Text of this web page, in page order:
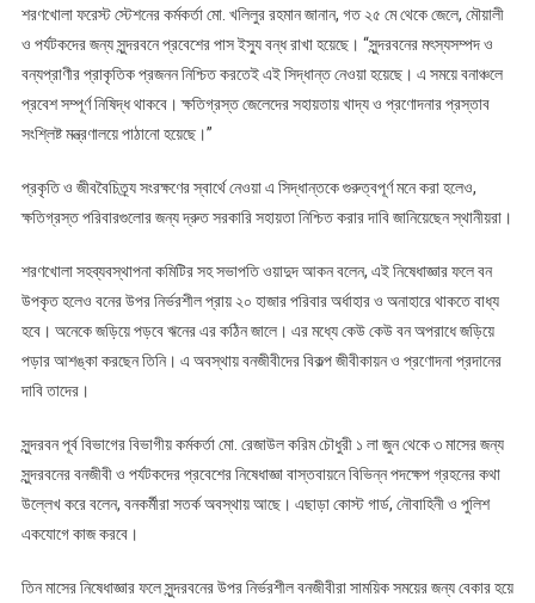
শরণখোলা ফরেস্ট স্টেশনের কর্মকর্তা মো. খলিলুর রহমান জানান, গত ২৫ মে থেকে জেলে, মৌয়ালী
ও পর্যটকদের জন্য সুন্দরবনে প্রবেশের পাস ইস্যু বন্ধ রাখা হয়েছে। “সুন্দরবনের মৎস্যসম্পদ ও
বন্যপ্রাণীর প্রাকৃতিক প্রজনন নিশ্চিত করতেই এই সিদ্ধান্ত নেওয়া হয়েছে। এ সময়ে বনাঞ্চলে
প্রবেশ সম্পূর্ণ নিষিদ্ধ থাকবে। ক্ষতিগ্রস্ত জেলেদের সহায়তায় খাদ্য ও প্রণোদনার প্রস্তাব
সংশ্লিষ্ট মন্ত্রণালয়ে পাঠানো হয়েছে।”
প্রকৃতি ও জীববৈচিত্র্য সংরক্ষণের স্বার্থে নেওয়া এ সিদ্ধান্তকে গুরুত্বপূর্ণ মনে করা হলেও,
ক্ষতিগ্রস্ত পরিবারগুলোর জন্য দ্রুত সরকারি সহায়তা নিশ্চিত করার দাবি জানিয়েছেন স্থানীয়রা।
শরণখোলা সহব্যবস্থাপনা কমিটির সহ সভাপতি ওয়াদুদ আকন বলেন, এই নিষেধাজ্ঞার ফলে বন
উপকৃত হলেও বনের উপর নির্ভরশীল প্রায় ২০ হাজার পরিবার অর্ধাহার ও অনাহারে থাকতে বাধ্য
হবে। অনেকে জড়িয়ে পড়বে ঋনের এর কঠিন জালে। এর মধ্যে কেউ কেউ বন অপরাধে জড়িয়ে
পড়ার আশঙ্কা করছেন তিনি। এ অবস্থায় বনজীবীদের বিকল্প জীবীকায়ন ও প্রণোদনা প্রদানের
দাবি তাদের।
সুন্দরবন পূর্ব বিভাগের বিভাগীয় কর্মকর্তা মো. রেজাউল করিম চৌধুরী ১ লা জুন থেকে ৩ মাসের জন্য
সুন্দরবনের বনজীবী ও পর্যটকদের প্রবেশের নিষেধাজ্ঞা বাস্তবায়নে বিভিন্ন পদক্ষেপ গ্রহনের কথা
উল্লেখ করে বলেন, বনকর্মীরা সতর্ক অবস্থায় আছে। এছাড়া কোস্ট গার্ড, নৌবাহিনী ও পুলিশ
একযোগে কাজ করবে।
তিন মাসের নিষেধাজ্ঞার ফলে সুন্দরবনের উপর নির্ভরশীল বনজীবীরা সাময়িক সময়ের জন্য বেকার হয়ে